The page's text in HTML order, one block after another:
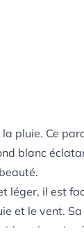
pluie. Ce
blanc
léger, il est
et le vent.
et la